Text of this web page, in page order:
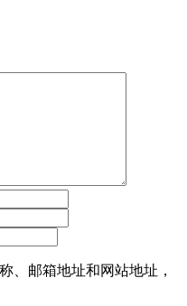
、邮箱地址和网站地址，